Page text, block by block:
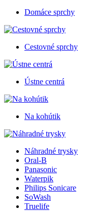
Domáce sprchy
Cestovné sprchy
Ústne centrá
Na kohútik
Náhradné trysky
Oral-B
Panasonic
Waterpik
Philips Sonicare
SoWash
Truelife